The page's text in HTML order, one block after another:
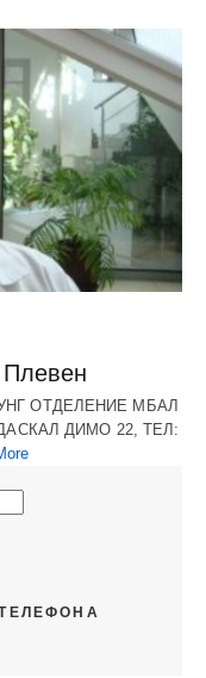
ОТДЕЛЕНИЕ МБАЛ
ДИМО 22, ТЕЛ: